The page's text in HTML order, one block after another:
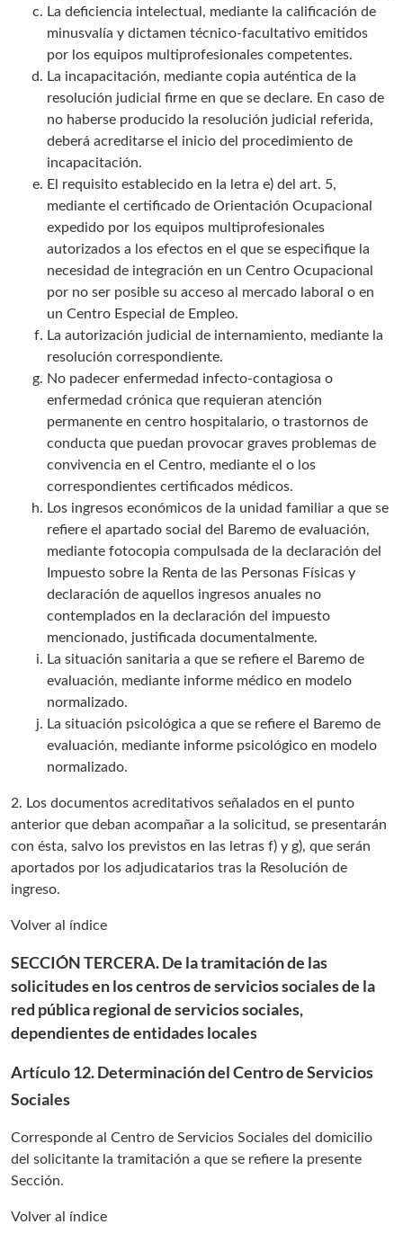
La deficiencia intelectual, mediante la calificación de
minusvalía y dictamen técnico-facultativo emitidos
por los equipos multiprofesionales competentes.
La incapacitación, mediante copia auténtica de la
resolución judicial firme en que se declare. En caso de
no haberse producido la resolución judicial referida,
deberá acreditarse el inicio del procedimiento de
incapacitación.
El requisito establecido en la letra e) del art. 5,
mediante el certificado de Orientación Ocupacional
expedido por los equipos multiprofesionales
autorizados a los efectos en el que se especifique la
necesidad de integración en un Centro Ocupacional
por no ser posible su acceso al mercado laboral o en
un Centro Especial de Empleo.
La autorización judicial de internamiento, mediante la
resolución correspondiente.
No padecer enfermedad infecto-contagiosa o
enfermedad crónica que requieran atención
permanente en centro hospitalario, o trastornos de
conducta que puedan provocar graves problemas de
convivencia en el Centro, mediante el o los
correspondientes certificados médicos.
Los ingresos económicos de la unidad familiar a que se
refiere el apartado social del Baremo de evaluación,
mediante fotocopia compulsada de la declaración del
Impuesto sobre la Renta de las Personas Físicas y
declaración de aquellos ingresos anuales no
contemplados en la declaración del impuesto
mencionado, justificada documentalmente.
La situación sanitaria a que se refiere el Baremo de
evaluación, mediante informe médico en modelo
normalizado.
La situación psicológica a que se refiere el Baremo de
evaluación, mediante informe psicológico en modelo
normalizado.
2. Los documentos acreditativos señalados en el punto
anterior que deban acompañar a la solicitud, se presentarán
con ésta, salvo los previstos en las letras f) y g), que serán
aportados por los adjudicatarios tras la Resolución de
ingreso.
Volver al índice
SECCIÓN TERCERA. De la tramitación de las
solicitudes en los centros de servicios sociales de la
red pública regional de servicios sociales,
dependientes de entidades locales
Artículo 12. Determinación del Centro de Servicios
Sociales
Corresponde al Centro de Servicios Sociales del domicilio
del solicitante la tramitación a que se refiere la presente
Sección.
Volver al índice